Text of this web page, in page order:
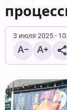
3 июля 2025 -